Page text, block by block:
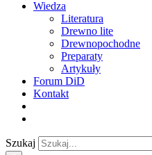
Wiedza
Literatura
Drewno lite
Drewnopochodne
Preparaty
Artykuły
Forum DiD
Kontakt
Szukaj